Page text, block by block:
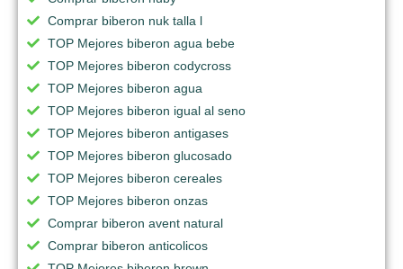
Comprar biberon nuk talla l
TOP Mejores biberon agua bebe
TOP Mejores biberon codycross
TOP Mejores biberon agua
TOP Mejores biberon igual al seno
TOP Mejores biberon antigases
TOP Mejores biberon glucosado
TOP Mejores biberon cereales
TOP Mejores biberon onzas
Comprar biberon avent natural
Comprar biberon anticolicos